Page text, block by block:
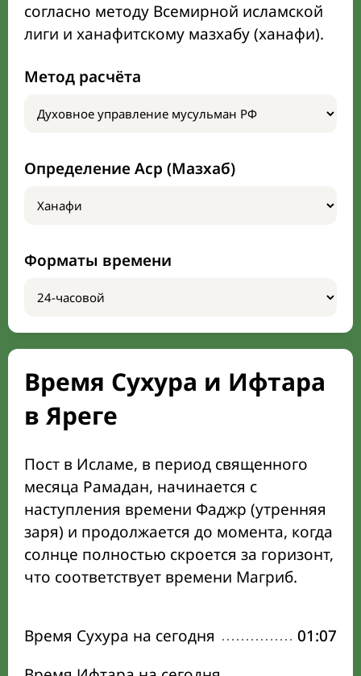
согласно методу Всемирной исламской
лиги и ханафитскому мазхабу (ханафи).
Метод расчёта
Определение Аср (Мазхаб)
Форматы времени
Время Сухура и Ифтара
в Яреге
Пост в Исламе, в период священного
месяца Рамадан, начинается с
наступления времени Фаджр (утренняя
заря) и продолжается до момента, когда
солнце полностью скроется за горизонт,
что соответствует времени Магриб.
Время Сухура на сегодня
01:07